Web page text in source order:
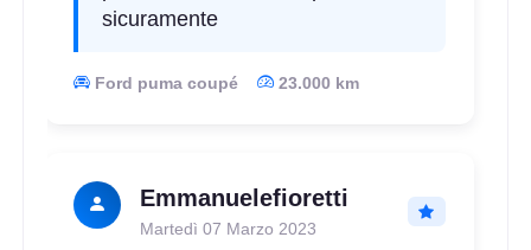
sicuramente
Ford puma coupé 23.000 km
Emmanuelefioretti
Martedì 07 Marzo 2023